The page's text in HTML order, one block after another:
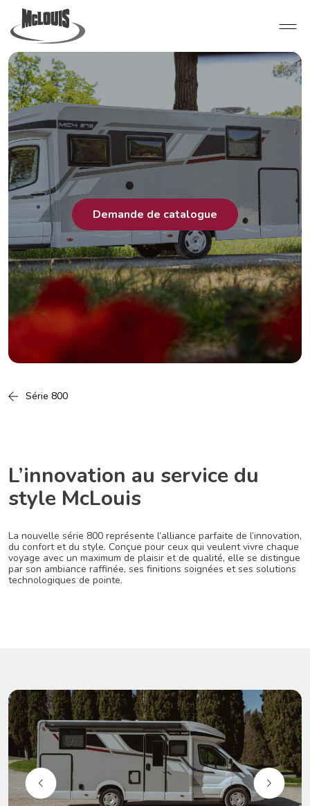
Demande de catalogue
Série 800
L’innovation au service du
style McLouis
La nouvelle série 800 représente l’alliance parfaite de l’innovation,
du confort et du style. Conçue pour ceux qui veulent vivre chaque
voyage avec un maximum de plaisir et de qualité, elle se distingue
par son ambiance raffinée, ses finitions soignées et ses solutions
technologiques de pointe.